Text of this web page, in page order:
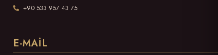
+90 533 957 43 75
E-MAIL